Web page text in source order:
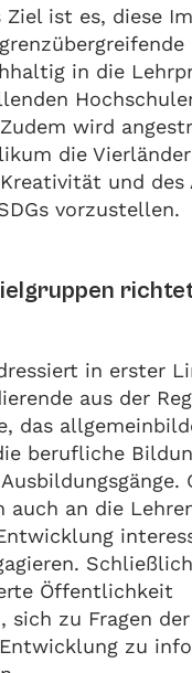
ist es, diese
in die
wird
die
und des
vorzustellen.
in erster
aus der
das
berufliche
auch an die
Öffentlichkeit
sich zu Fragen der
zu